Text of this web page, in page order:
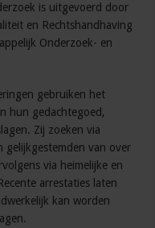
is uitgevoerd door
en Rechtshandhaving
Onderzoek- en
gebruiken het
hun gedachtegoed,
Zij zoeken via
gelijkgestemden van over
via heimelijke en
arrestaties laten
kan worden